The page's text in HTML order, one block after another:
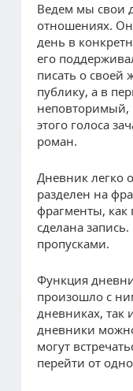
Ведем мы свои
отношениях.
день в
его
писать о своей
публику, а в
неповторимый,
этого голоса
роман.
Дневник легко
разделен на
фрагменты, как
сделана
пропусками.
Функция
произошло с
дневниках, так
дневники
могут
перейти от